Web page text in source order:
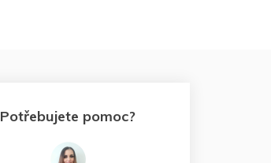
Potřebujete pomoc?